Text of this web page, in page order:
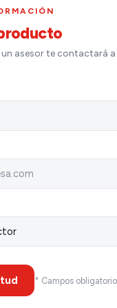
asesor te contactará
* Campos